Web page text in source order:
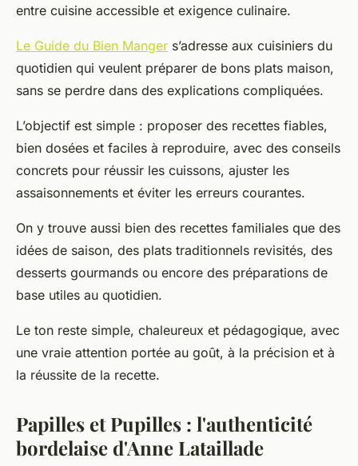
entre cuisine accessible et exigence culinaire.
Le Guide du Bien Manger s’adresse aux cuisiniers du
quotidien qui veulent préparer de bons plats maison,
sans se perdre dans des explications compliquées.
L’objectif est simple : proposer des recettes fiables,
bien dosées et faciles à reproduire, avec des conseils
concrets pour réussir les cuissons, ajuster les
assaisonnements et éviter les erreurs courantes.
On y trouve aussi bien des recettes familiales que des
idées de saison, des plats traditionnels revisités, des
desserts gourmands ou encore des préparations de
base utiles au quotidien.
Le ton reste simple, chaleureux et pédagogique, avec
une vraie attention portée au goût, à la précision et à
la réussite de la recette.
Papilles et Pupilles : l'authenticité
bordelaise d'Anne Lataillade